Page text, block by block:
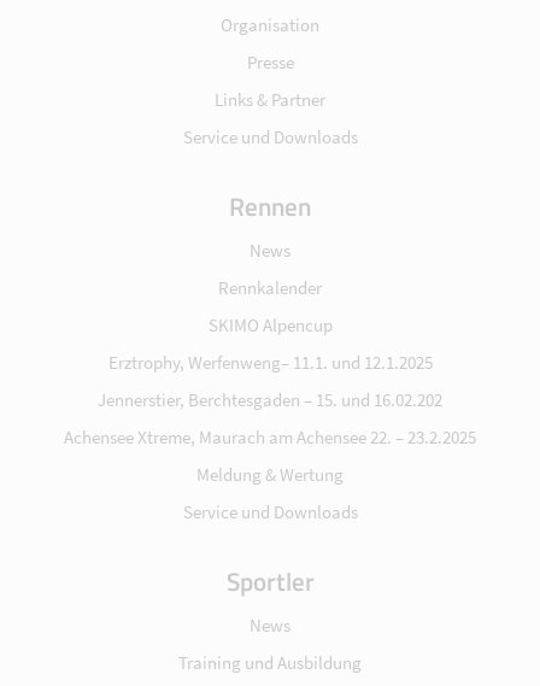
Organisation
Presse
Links & Partner
Service und Downloads
Rennen
News
Rennkalender
SKIMO Alpencup
Erztrophy, Werfenweng– 11.1. und 12.1.2025
Jennerstier, Berchtesgaden – 15. und 16.02.202
Achensee Xtreme, Maurach am Achensee 22. – 23.2.2025
Meldung & Wertung
Service und Downloads
Sportler
News
Training und Ausbildung